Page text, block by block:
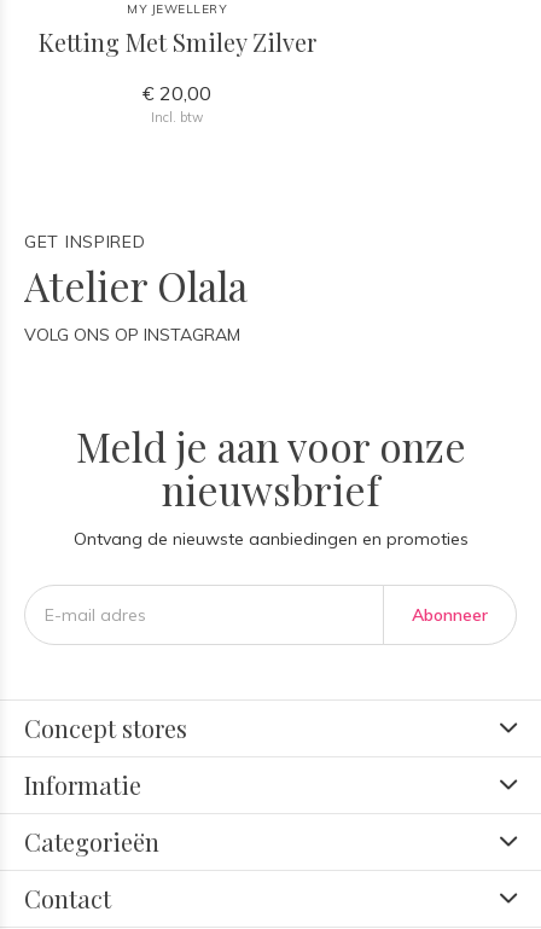
MY JEWELLERY
Ketting Met Smiley Zilver
€ 20,00
Incl. btw
GET INSPIRED
Atelier Olala
VOLG ONS OP INSTAGRAM
Meld je aan voor onze
nieuwsbrief
Ontvang de nieuwste aanbiedingen en promoties
Abonneer
Concept stores
Informatie
Categorieën
Contact